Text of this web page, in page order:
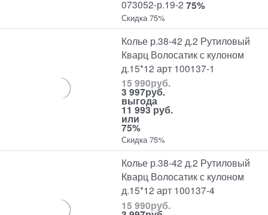
073052-р.19-2 75%
Скидка 75%
Колье р.38-42 д.2 Рутиловый
Кварц Волосатик с кулоном
д.15*12 арт 100137-1
15 990руб.
3 997руб.
выгода
11 993 руб.
или
75%
Скидка 75%
Колье р.38-42 д.2 Рутиловый
Кварц Волосатик с кулоном
д.15*12 арт 100137-4
15 990руб.